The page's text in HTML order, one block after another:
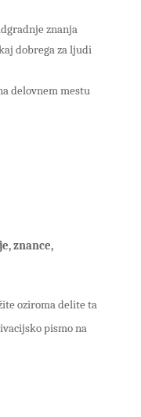
znanja
dobrega za ljudi
delovnem mestu
znance,
oziroma delite ta
pismo na